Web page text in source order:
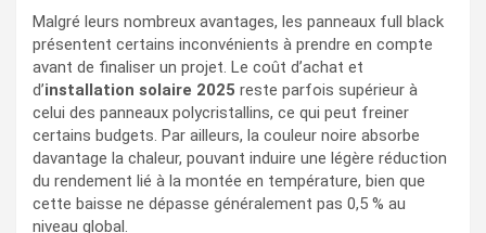
Malgré leurs nombreux avantages, les panneaux full black
présentent certains inconvénients à prendre en compte
avant de finaliser un projet. Le coût d’achat et
d’installation solaire 2025 reste parfois supérieur à
celui des panneaux polycristallins, ce qui peut freiner
certains budgets. Par ailleurs, la couleur noire absorbe
davantage la chaleur, pouvant induire une légère réduction
du rendement lié à la montée en température, bien que
cette baisse ne dépasse généralement pas 0,5 % au
niveau global.